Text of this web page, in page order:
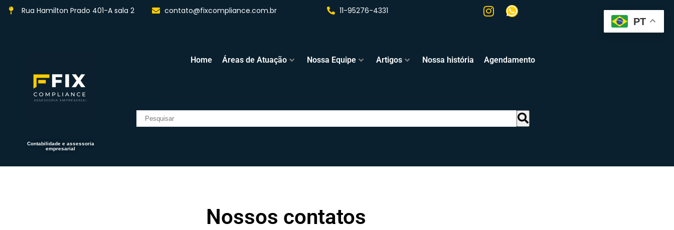
Rua Hamilton Prado 401-A sala 2 contato@fixcompliance.com.br 11-95276-4331
Contabilidade e assessoria
empresarial
Home Áreas de Atuação Nossa Equipe Artigos Nossa história Agendamento
Nossos contatos
PT